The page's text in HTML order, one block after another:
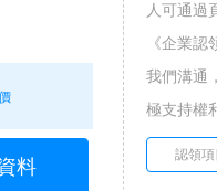
料
人可通過
《企業
我們溝通
極支持權
認領項